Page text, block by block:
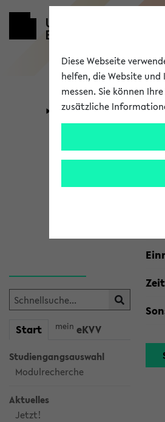
Universität
Start mein eKVV
Studiengangsauswahl
Modulrecherche
Aktuelles
Jetzt!
Diese Webseite
helfen, die Website
messen. Sie können
zusätzliche